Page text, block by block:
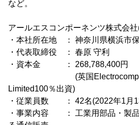
など。
アールエスコンポーネンツ株式会
・本社所在地 ： 神奈川県横浜市
・代表取締役 ： 春原 守利
・資本金 ： 268,788,400円
(英国
Limited100％出資)
・従業員数 ： 42名(2022年1月
・事業内容 ： 工業用部品・製品